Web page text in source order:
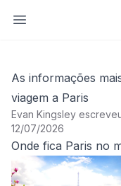
Abrir barra lateral
As informações
viagem a Paris
Evan Kingsley
12/07/2026
Onde fica Paris no